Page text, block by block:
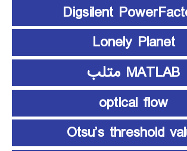
Digsilent
Lonely Planet
MATLAB متلب
optical flow
Otsu’s threshold